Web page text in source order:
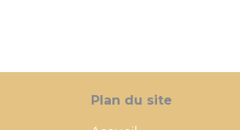
Plan du site